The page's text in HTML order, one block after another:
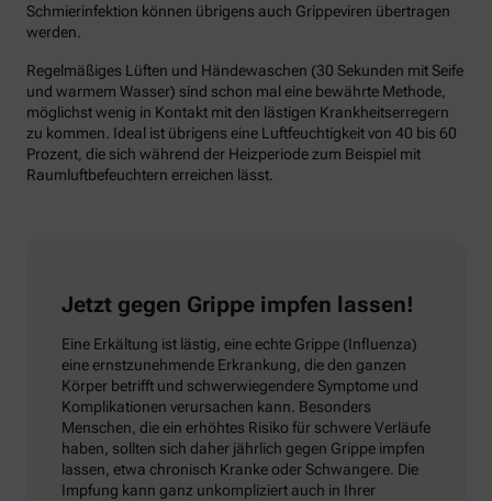
Schmierinfektion können übrigens auch Grippeviren übertragen
werden.
Regelmäßiges Lüften und Händewaschen (30 Sekunden mit Seife
und warmem Wasser) sind schon mal eine bewährte Methode,
möglichst wenig in Kontakt mit den lästigen Krankheitserregern
zu kommen. Ideal ist übrigens eine Luftfeuchtigkeit von 40 bis 60
Prozent, die sich während der Heizperiode zum Beispiel mit
Raumluftbefeuchtern erreichen lässt.
Jetzt gegen Grippe impfen lassen!
Eine Erkältung ist lästig, eine echte Grippe (Influenza)
eine ernstzunehmende Erkrankung, die den ganzen
Körper betrifft und schwerwiegendere Symptome und
Komplikationen verursachen kann. Besonders
Menschen, die ein erhöhtes Risiko für schwere Verläufe
haben, sollten sich daher jährlich gegen Grippe impfen
lassen, etwa chronisch Kranke oder Schwangere. Die
Impfung kann ganz unkompliziert auch in Ihrer